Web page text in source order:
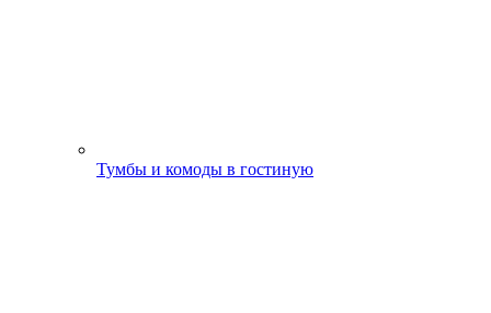
Тумбы и комоды в гостиную